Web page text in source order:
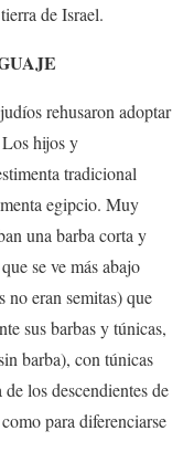
de Israel.
rehusaron adoptar
hijos y
tradicional
egipcio. Muy
una barba corta y
se ve más abajo
no eran semitas) que
sus barbas y túnicas,
barba), con túnicas
los descendientes de
para diferenciarse